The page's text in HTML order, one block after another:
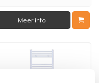
Meer info